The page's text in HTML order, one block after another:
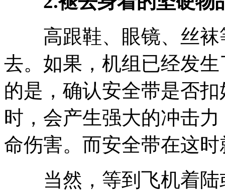
高跟鞋、眼镜、丝袜
去。如果，机组已经发
的是，确认安全带是否
时，会产生强大的冲击
命伤害。而安全带在这
当然，等到飞机着陆